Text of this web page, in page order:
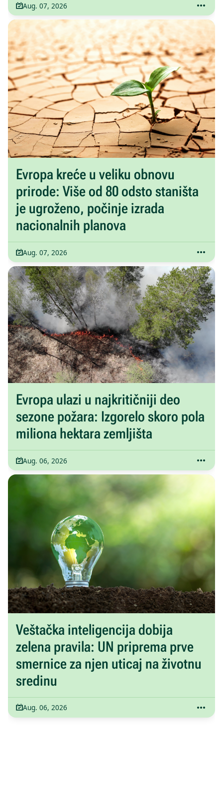
Aug. 07, 2026
Evropa kreće u veliku obnovu
prirode: Više od 80 odsto staništa
je ugroženo, počinje izrada
nacionalnih planova
Aug. 07, 2026
Evropa ulazi u najkritičniji deo
sezone požara: Izgorelo skoro pola
miliona hektara zemljišta
Aug. 06, 2026
Veštačka inteligencija dobija
zelena pravila: UN priprema prve
smernice za njen uticaj na životnu
sredinu
Aug. 06, 2026